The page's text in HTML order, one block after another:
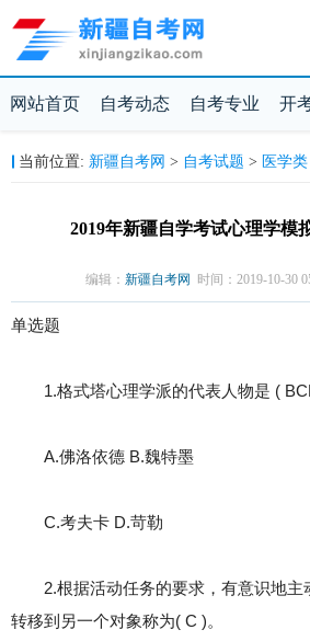
网站首页 自考动态 自考专业 开
当前位置: 新疆自考网 > 自考试题 > 医学类
2019年新疆自学考试心理学模
编辑： 新疆自考网 时间：2019-10-30
单选题
1.格式塔心理学派的代表人物是 (
A.佛洛依德 B.魏特墨
C.考夫卡 D.苛勒
2.根据活动任务的要求，有意识地主
转移到另一个对象称为( C )。